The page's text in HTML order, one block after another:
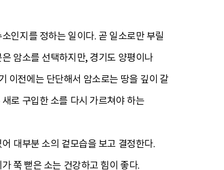
인지를 정하는 일이다. 곧 일소로만 부릴
암소를 선택하지만, 경기도 양평이나
이전에는 단단해서 암소로는 땅을 깊이 갈
로 구입한 소를 다시 가르쳐야 하는
대부분 소의 겉모습을 보고 결정한다.
쭉 뻗은 소는 건강하고 힘이 좋다.